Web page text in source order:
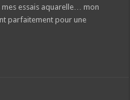
mes essais aquarelle… mon
parfaitement pour une